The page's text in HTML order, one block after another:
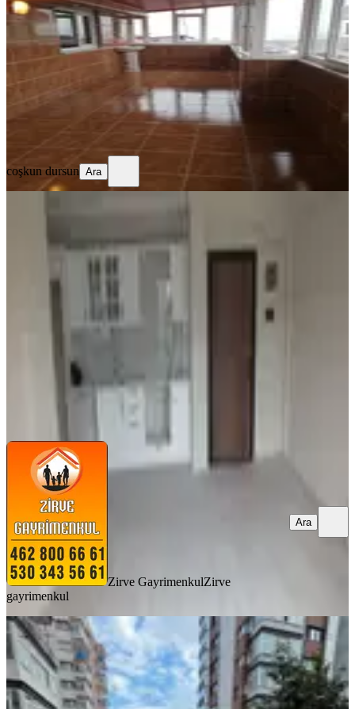
Ortahisar, 1 Nolu Erdoğdu Mahallesi
2+1·125 m²·4. Kat·08.08.2026
14.500 ₺
coşkun dursun
coşkun dursun Ara
Ortahisar, 1 Nolu Bostancı Mahallesi
08.08.2026
17.500 ₺
Zirve GayrimenkulZirve gayrimenkul
Zirve GayrimenkulZirve
gayrimenkul
Ara
YENİ
Trabzon Beşirli Çınaraltı Sit Kiralık
Daire
Ortahisar, 1 Nolu Beşirli Mahallesi